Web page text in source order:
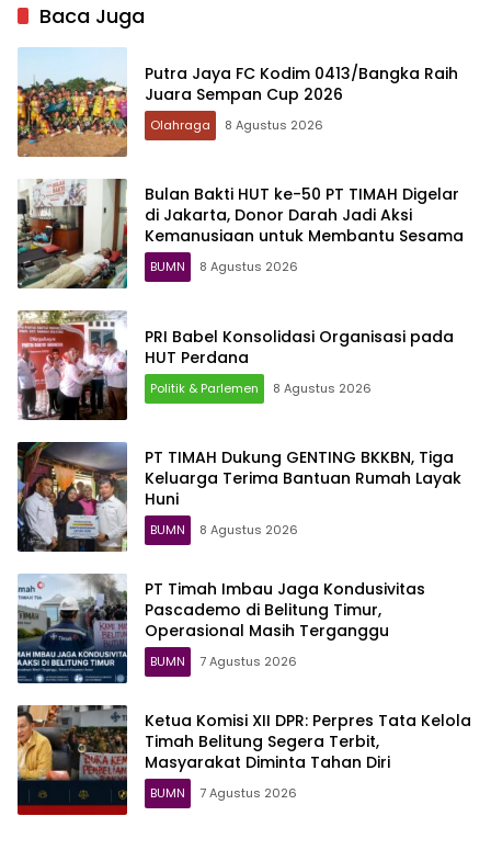
Baca Juga
Putra Jaya FC Kodim 0413/Bangka Raih
Juara Sempan Cup 2026
Olahraga 8 Agustus 2026
Bulan Bakti HUT ke-50 PT TIMAH Digelar
di Jakarta, Donor Darah Jadi Aksi
Kemanusiaan untuk Membantu Sesama
BUMN 8 Agustus 2026
PRI Babel Konsolidasi Organisasi pada
HUT Perdana
Politik & Parlemen 8 Agustus 2026
PT TIMAH Dukung GENTING BKKBN, Tiga
Keluarga Terima Bantuan Rumah Layak
Huni
BUMN 8 Agustus 2026
PT Timah Imbau Jaga Kondusivitas
Pascademo di Belitung Timur,
Operasional Masih Terganggu
BUMN 7 Agustus 2026
Ketua Komisi XII DPR: Perpres Tata Kelola
Timah Belitung Segera Terbit,
Masyarakat Diminta Tahan Diri
BUMN 7 Agustus 2026